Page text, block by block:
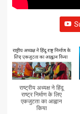
राष्ट्रीय अध्यक्ष ने हिंदू
राष्ट्र निर्माण के लिए
एकजुटता का आह्वान
किया